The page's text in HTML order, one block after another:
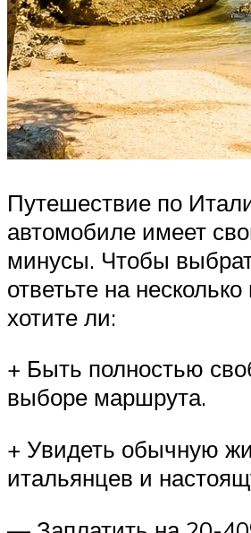
Путешествие по
автомобиле имеет
минусы. Чтобы
ответьте на
хотите ли:
+ Быть полностью
выборе маршрута.
+ Увидеть обычную
итальянцев и